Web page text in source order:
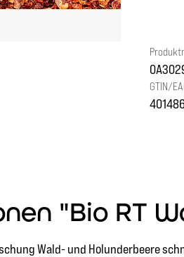
GTIN/
"Bio RT
Wald- und Holunderbeere